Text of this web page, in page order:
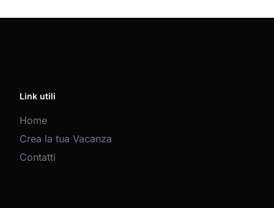
Link utili
Home
Crea la tua Vacanza
Contatti